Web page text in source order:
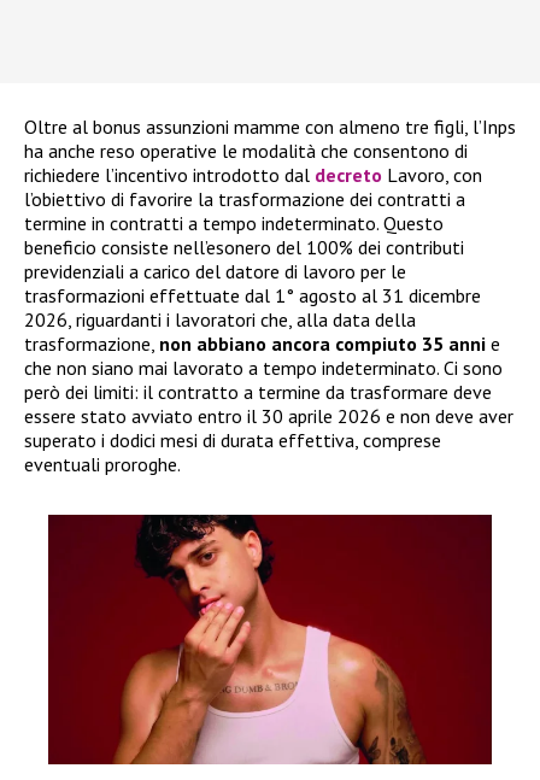
Oltre al bonus assunzioni mamme con almeno tre figli, l’Inps
ha anche reso operative le modalità che consentono di
richiedere l’incentivo introdotto dal decreto Lavoro, con
l’obiettivo di favorire la trasformazione dei contratti a
termine in contratti a tempo indeterminato. Questo
beneficio consiste nell’esonero del 100% dei contributi
previdenziali a carico del datore di lavoro per le
trasformazioni effettuate dal 1° agosto al 31 dicembre
2026, riguardanti i lavoratori che, alla data della
trasformazione, non abbiano ancora compiuto 35 anni e
che non siano mai lavorato a tempo indeterminato. Ci sono
però dei limiti: il contratto a termine da trasformare deve
essere stato avviato entro il 30 aprile 2026 e non deve aver
superato i dodici mesi di durata effettiva, comprese
eventuali proroghe.